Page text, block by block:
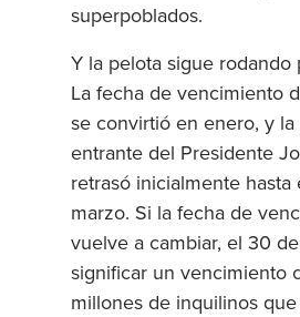
superpoblados.
Y la pelota sigue rodando
La fecha de vencimiento
se convirtió en enero, y la
entrante del Presidente
retrasó inicialmente hasta
marzo. Si la fecha de
vuelve a cambiar, el 30
significar un vencimiento
millones de inquilinos que